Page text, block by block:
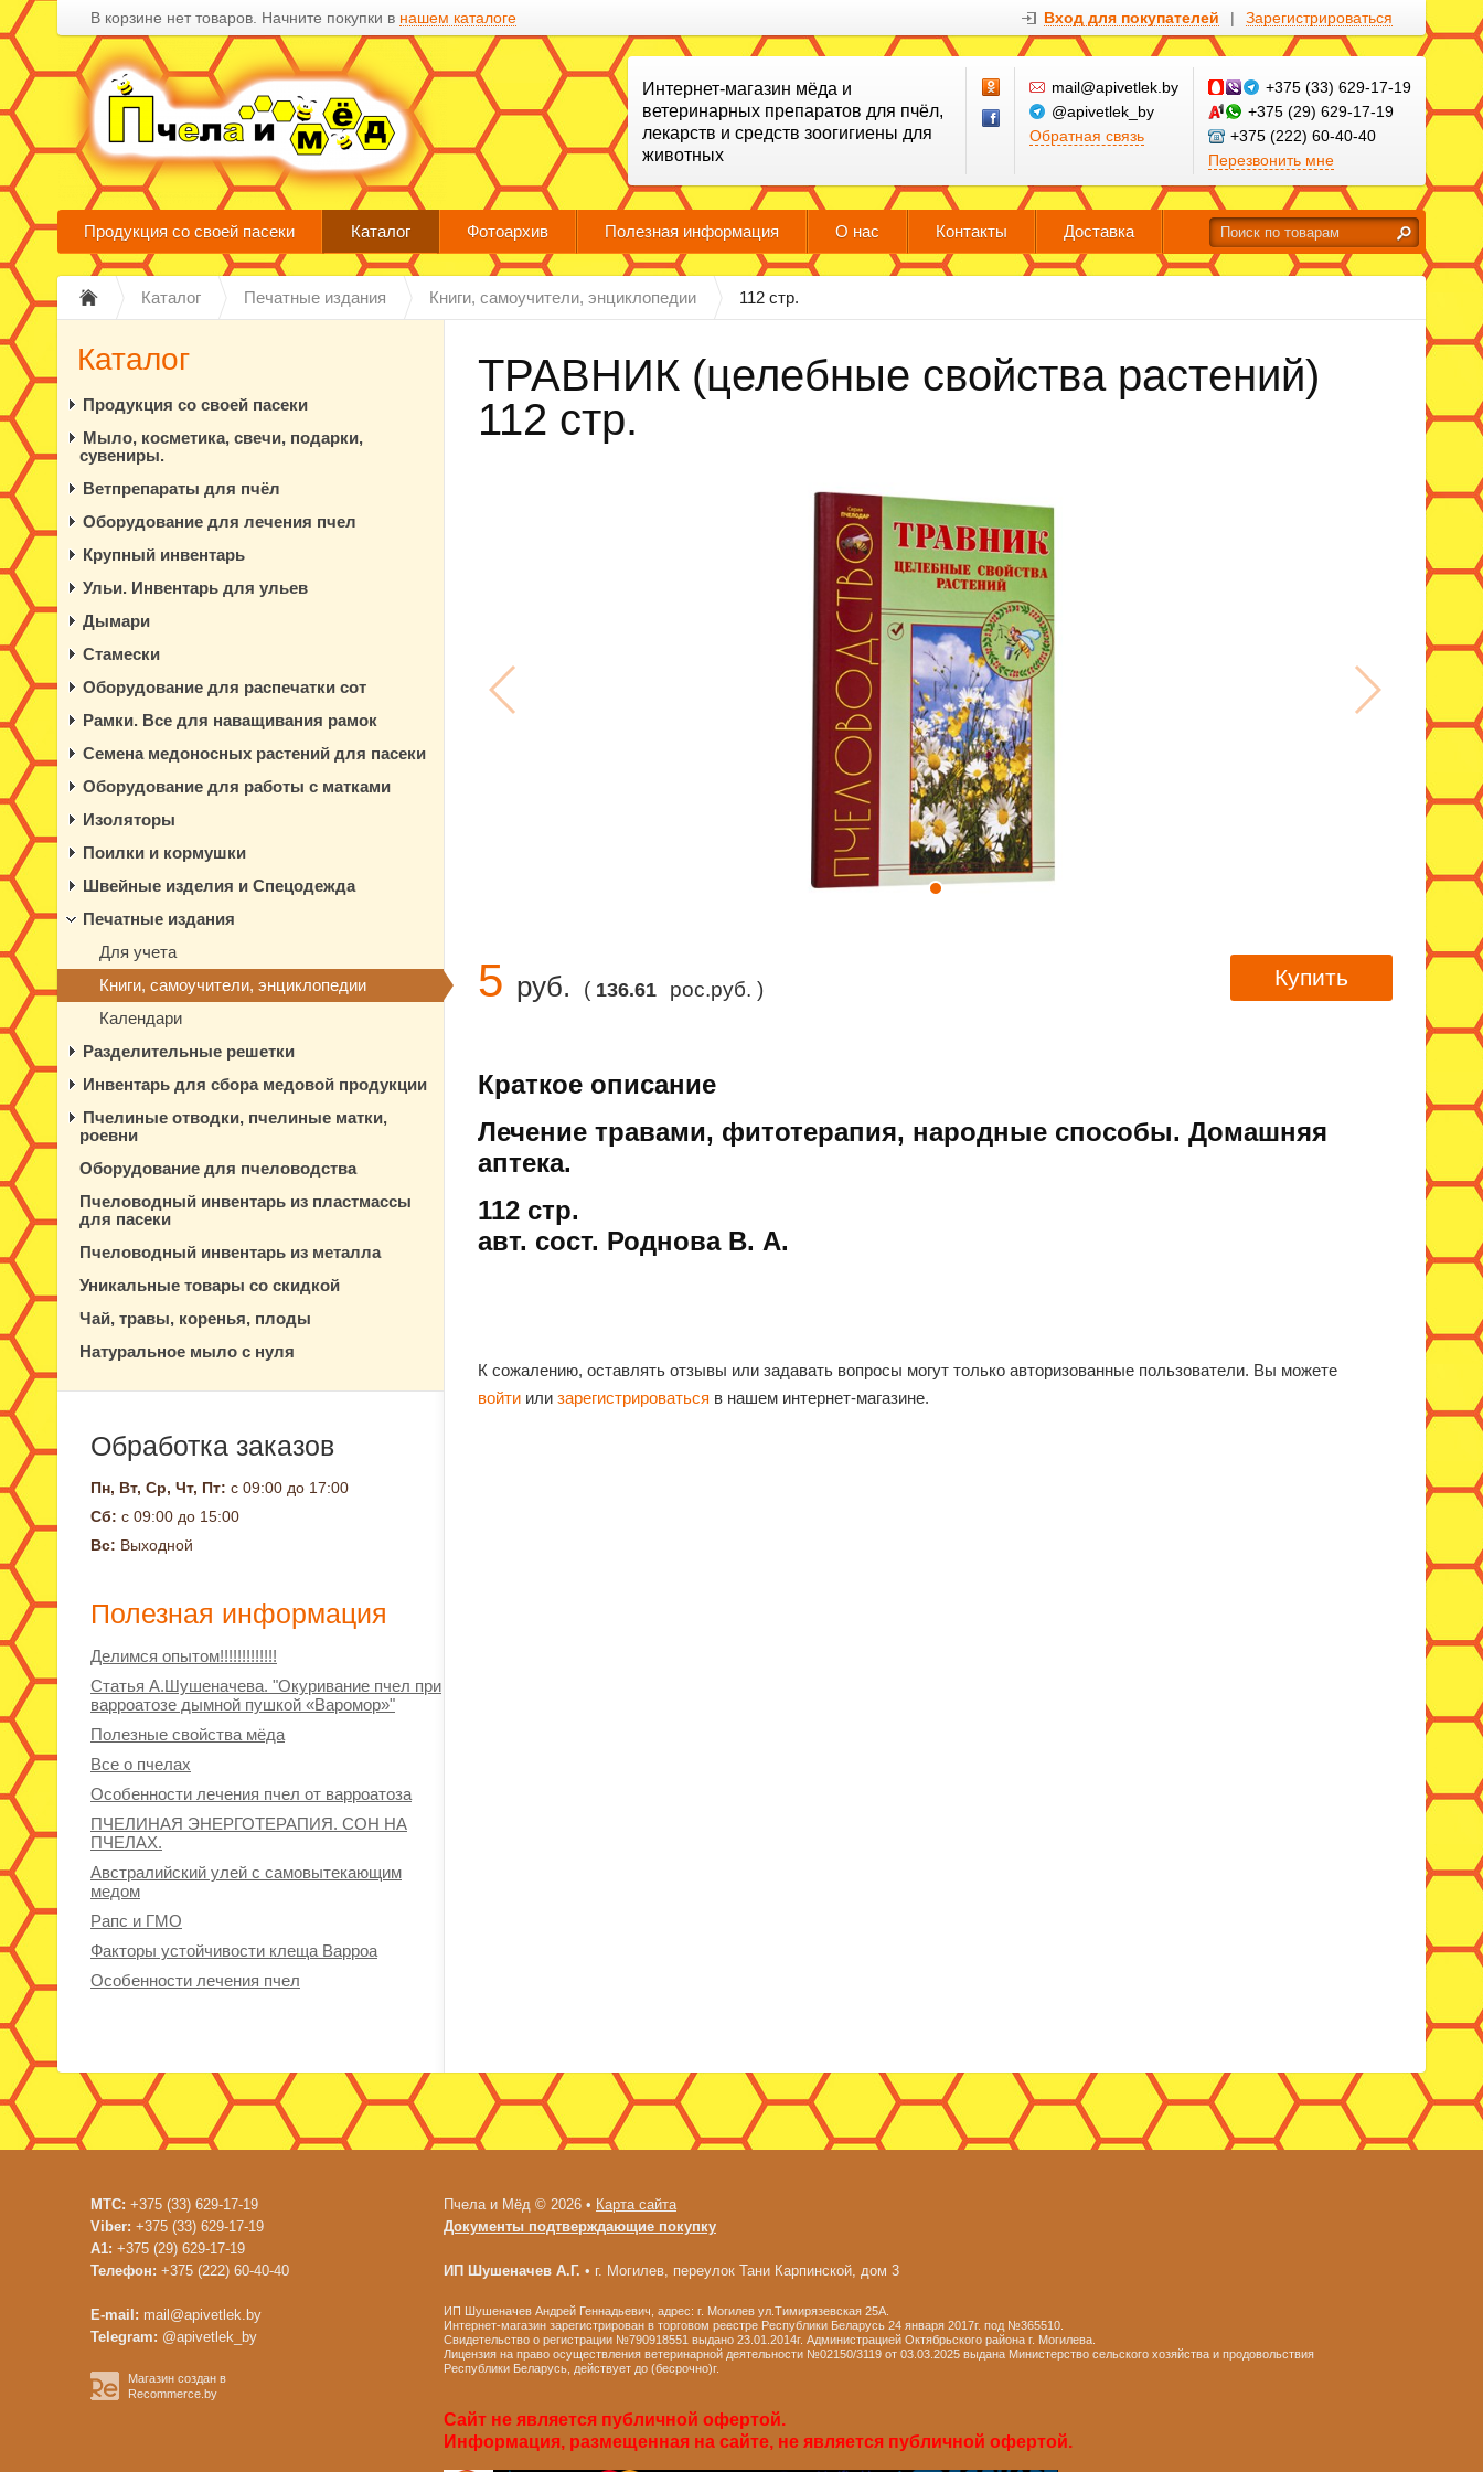
В корзине нет товаров. Начните покупки в нашем каталоге Вход для покупателей | Зарегистрироваться
Интернет-магазин мёда и
ветеринарных препаратов для пчёл,
лекарств и средств зоогигиены для
животных
mail@apivetlek.by
@apivetlek_by
Обратная связь
+375 (33) 629-17-19
+375 (29) 629-17-19
+375 (222) 60-40-40
Перезвонить мне
Продукция со своей пасеки Каталог Фотоархив Полезная информация О нас Контакты Доставка
Каталог Печатные издания Книги, самоучители, энциклопедии 112 стр.
ТРАВНИК (целебные свойства растений)
112 стр.
5 руб. ( 136.61 рос.руб. ) Купить
Краткое описание
Лечение травами, фитотерапия, народные способы. Домашняя
аптека.
112 стр.
авт. сост. Роднова В. А.
К сожалению, оставлять отзывы или задавать вопросы могут только авторизованные пользователи. Вы можете
войти или зарегистрироваться в нашем интернет-магазине.
Каталог
Продукция со своей пасеки
Мыло, косметика, свечи, подарки,
сувениры.
Ветпрепараты для пчёл
Оборудование для лечения пчел
Крупный инвентарь
Ульи. Инвентарь для ульев
Дымари
Стамески
Оборудование для распечатки сот
Рамки. Все для наващивания рамок
Семена медоносных растений для пасеки
Оборудование для работы с матками
Изоляторы
Поилки и кормушки
Швейные изделия и Спецодежда
Печатные издания
Для учета
Книги, самоучители, энциклопедии
Календари
Разделительные решетки
Инвентарь для сбора медовой продукции
Пчелиные отводки, пчелиные матки,
роевни
Оборудование для пчеловодства
Пчеловодный инвентарь из пластмассы
для пасеки
Пчеловодный инвентарь из металла
Уникальные товары со скидкой
Чай, травы, коренья, плоды
Натуральное мыло с нуля
Обработка заказов
Пн, Вт, Ср, Чт, Пт: с 09:00 до 17:00
Сб: с 09:00 до 15:00
Вс: Выходной
Полезная информация
Делимся опытом!!!!!!!!!!!!!
Статья А.Шушеначева. "Окуривание пчел при
варроатозе дымной пушкой «Варомор»"
Полезные свойства мёда
Все о пчелах
Особенности лечения пчел от варроатоза
ПЧЕЛИНАЯ ЭНЕРГОТЕРАПИЯ. СОН НА
ПЧЕЛАХ.
Австралийский улей с самовытекающим
медом
Рапс и ГМО
Факторы устойчивости клеща Варроа
Особенности лечения пчел
МТС: +375 (33) 629-17-19
Viber: +375 (33) 629-17-19
A1: +375 (29) 629-17-19
Телефон: +375 (222) 60-40-40
E-mail: mail@apivetlek.by
Telegram: @apivetlek_by
Магазин создан в
Recommerce.by
Пчела и Мёд © 2026 • Карта сайта
Документы подтверждающие покупку
ИП Шушеначев А.Г. • г. Могилев, переулок Тани Карпинской, дом 3
ИП Шушеначев Андрей Геннадьевич, адрес: г. Могилев ул.Тимирязевская 25А.
Интернет-магазин зарегистрирован в торговом реестре Республики Беларусь 24 января 2017г. под №365510.
Свидетельство о регистрации №790918551 выдано 23.01.2014г. Администрацией Октябрьского района г. Могилева.
Лицензия на право осуществления ветеринарной деятельности №02150/3119 от 03.03.2025 выдана Министерство сельского хозяйства и продовольствия
Республики Беларусь, действует до (бесрочно)г.
Сайт не является публичной офертой.
Информация, размещенная на сайте, не является публичной офертой.